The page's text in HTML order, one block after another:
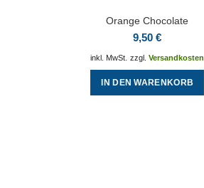
Orange Chocolate
9,50€
inkl. MwSt. zzgl.Versandkosten
IN DEN WARENKORB